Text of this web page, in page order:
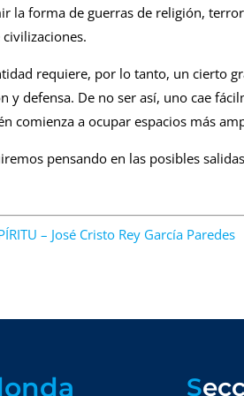
la forma de guerras de religión,
requiere, por lo tanto, un cierto
y defensa. De no ser así, uno cae
comienza a ocupar espacios más
pensando en las posibles
– José Cristo Rey García Paredes
S